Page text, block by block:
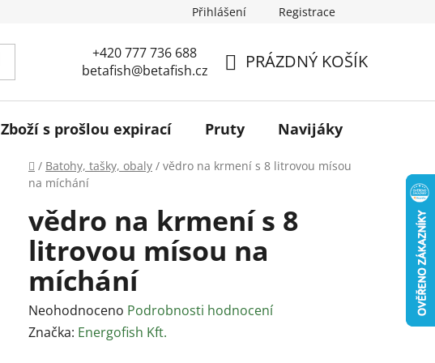
Přihlášení Registrace
KOŠÍK
PRÁZDNÝ KOŠÍK
+420 777 736 688
betafish@betafish.cz
Zboží s prošlou expirací Pruty Navijáky
Domů
/ Batohy, tašky, obaly / vědro na krmení s 8 litrovou mísou
na míchání
vědro na krmení s 8
litrovou mísou na
míchání
Průměrné
hodnocení
Neohodnoceno Podrobnosti hodnocení
Značka: Energofish Kft.